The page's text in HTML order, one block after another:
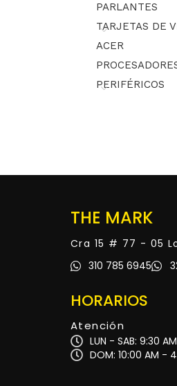
PARLANTES
TARJETAS DE
ACER
PERIFÉRICOS
THE MARK
Cra 15 # 77 - 05
310 785 6945
HORARIOS
Atención
LUN - SAB: 9:30
DOM: 10:00 AM -